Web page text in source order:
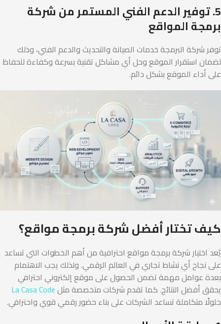
5. توفير الدعم الفني المستمر من شركة
برمجة المواقع
توفر شركة البرمجة خدمات الصيانة والتحديث والدعم الفني، وذلك
لضمان استقرار الموقع وحل أي مشاكل تقنية بسرعة وكفاءة للحفاظ
على أداء الموقع بشكل دائم.
كيف تختار أفضل شركة برمجة مواقع؟
يُعد اختيار شركة برمجة مواقع احترافية من أهم الخطوات التي تساعد
على نجاح أي نشاط تجاري في العالم الرقمي. ولذلك يجب الاهتمام
بعدة عوامل مهمة تضمن الحصول على موقع إلكتروني احترافي
يحقق أفضل النتائج. كما تقدم شركات متخصصة مثلLa Casa Code
حلولًا متكاملة تساعد الشركات على بناء حضور رقمي قوي واحترافي.